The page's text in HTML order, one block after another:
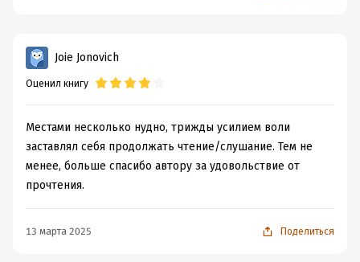
Joie Jonovich
Оценил книгу
Местами несколько нудно, трижды усилием воли
заставлял себя продолжать чтение/слушание. Тем не
менее, больше спасибо автору за удовольствие от
прочтения.
13 марта 2025 Поделиться